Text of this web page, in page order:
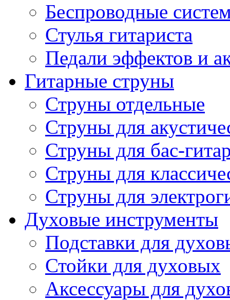
Беспроводные
Стулья гитариста
Педали эффектов и
Гитарные струны
Струны отдельные
Струны для
Струны для бас-
Струны для
Струны для
Духовые инструменты
Подставки для
Стойки для духовых
Аксессуары для